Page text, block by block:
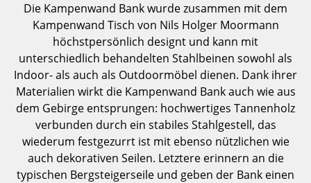
Einzelteile
... alle Tische
Aufbewahren
Regale & Schränke
Bücherregale
Wandregale
Die Kampenwand Bank wurde zusammen mit dem
Kampenwand Tisch von Nils Holger Moormann
höchstpersönlich designt und kann mit
unterschiedlich behandelten Stahlbeinen sowohl als
Indoor- als auch als Outdoormöbel dienen. Dank ihrer
Materialien wirkt die Kampenwand Bank auch wie aus
dem Gebirge entsprungen: hochwertiges Tannenholz
verbunden durch ein stabiles Stahlgestell, das
wiederum festgezurrt ist mit ebenso nützlichen wie
auch dekorativen Seilen. Letztere erinnern an die
typischen Bergsteigerseile und geben der Bank einen